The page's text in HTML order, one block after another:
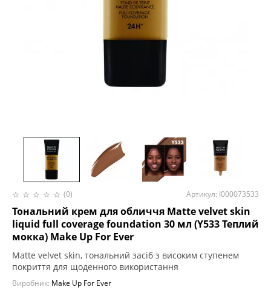
(0) Артикул: I000073533
Тональний крем для обличчя Matte velvet skin
liquid full coverage foundation 30 мл (Y533 Теплий
мокка) Make Up For Ever
Matte velvet skin, тональний засіб з високим ступенем
покриття для щоденного використання
Виробник: Make Up For Ever